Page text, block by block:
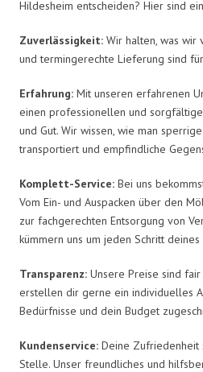
Hildesheim entscheiden? Hier sind
Zuverlässigkeit: Wir halten, was wir
und termingerechte Lieferung sind
Erfahrung: Mit unseren erfahrenen
einen professionellen und
und Gut. Wir wissen, wie man
transportiert und empfindliche
Komplett-Service: Bei uns
Vom Ein- und Auspacken über den
zur fachgerechten Entsorgung von
kümmern uns um jeden Schritt deines
Transparenz: Unsere Preise sind
erstellen dir gerne ein individuelles
Bedürfnisse und dein Budget
Kundenservice: Deine Zufriedenheit
Stelle. Unser freundliches und